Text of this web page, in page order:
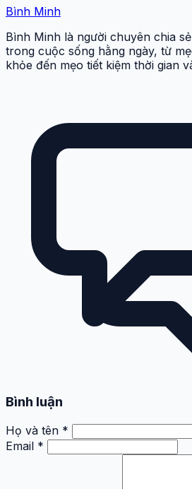
Bình Minh
Bình Minh là người chuyên chia
trong cuộc sống hằng ngày, từ
khỏe đến mẹo tiết kiệm thời gian
Bình luận
Họ và tên *
Email *